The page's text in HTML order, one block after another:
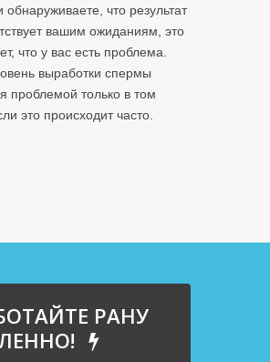
обнаруживаете, что результат
вашим ожиданиям, это
что у вас есть проблема.
выработки спермы
проблемой только в том
это происходит часто.
РАНУ